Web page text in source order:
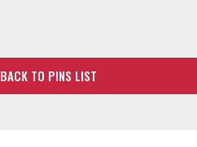
BACK TO PINS LIST